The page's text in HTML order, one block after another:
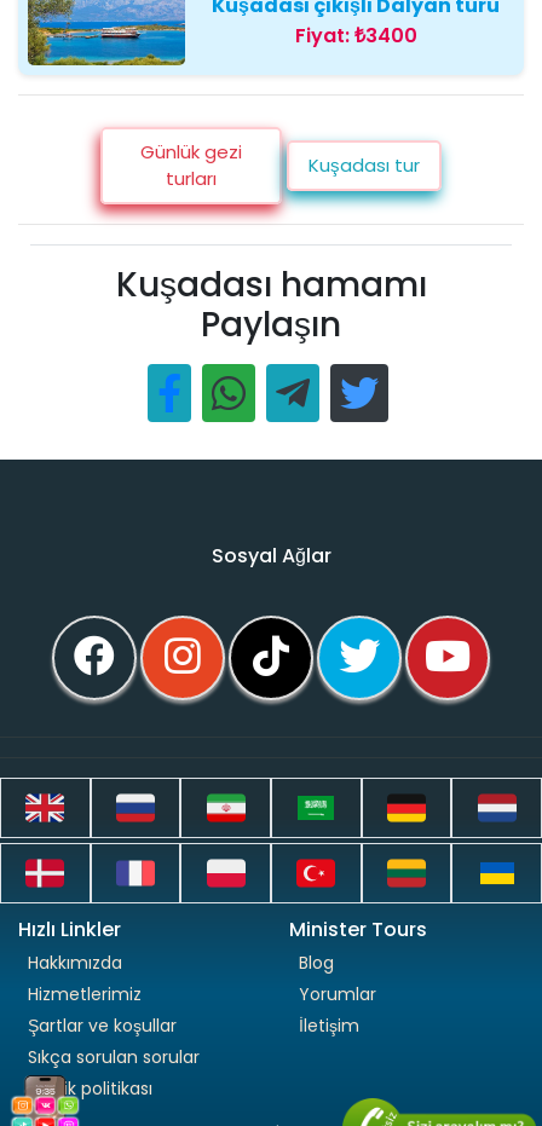
Fiyat:₺3400
Günlük gezi
turları
Kuşadası tur
Kuşadası hamamı
Paylaşın
Sosyal Ağlar
Hızlı Linkler
Hakkımızda
Hizmetlerimiz
Şartlar ve koşullar
Sıkça sorulan sorular
Gizlilik politikası
Minister Tours
Blog
Yorumlar
İletişim